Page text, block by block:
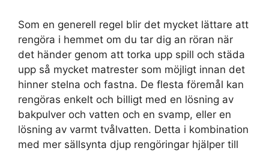
Som en generell regel blir det mycket lättare att
rengöra i hemmet om du tar dig an röran när
det händer genom att torka upp spill och städa
upp så mycket matrester som möjligt innan det
hinner stelna och fastna. De flesta föremål kan
rengöras enkelt och billigt med en lösning av
bakpulver och vatten och en svamp, eller en
lösning av varmt tvålvatten. Detta i kombination
med mer sällsynta djup rengöringar hjälper till